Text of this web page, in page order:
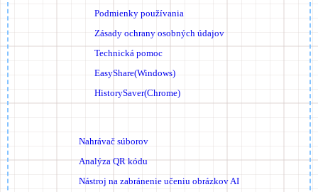
Podmienky používania
Zásady ochrany osobných údajov
Technická pomoc
EasyShare(Windows)
HistorySaver(Chrome)
Nahrávač súborov
Analýza QR kódu
Nástroj na zabránenie učeniu obrázkov AI